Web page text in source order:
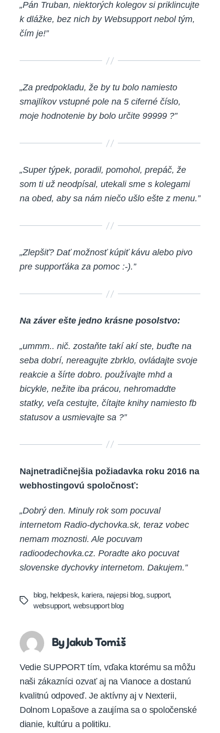
„Pán Truban, niektorých kolegov si priklincujte
k dlážke, bez nich by Websupport nebol tým,
čím je!”
„Za predpokladu, že by tu bolo namiesto
smajlíkov vstupné pole na 5 ciferné číslo,
moje hodnotenie by bolo určite 99999 ?”
„Super týpek, poradil, pomohol, prepáč, že
som ti už neodpísal, utekali sme s kolegami
na obed, aby sa nám niečo ušlo ešte z menu.”
„Zlepšiť? Dať možnosť kúpiť kávu alebo pivo
pre supporťáka za pomoc :-).”
Na záver ešte jedno krásne posolstvo:
„ummm.. nič. zostaňte takí akí ste, buďte na
seba dobrí, nereagujte zbrklo, ovládajte svoje
reakcie a šírte dobro. používajte mhd a
bicykle, nežite iba prácou, nehromaddte
statky, veľa cestujte, čítajte knihy namiesto fb
statusov a usmievajte sa ?”
Najnetradičnejšia požiadavka roku 2016 na
webhostingovú spoločnosť:
„Dobrý den. Minuly rok som pocuval
internetom Radio-dychovka.sk, teraz vobec
nemam moznosti. Ale pocuvam
radioodechovka.cz. Poradte ako pocuvat
slovenske dychovky internetom. Dakujem.”
Tags
blog, heldpesk, kariera, najepsi blog,support,
websupport, websupport blog
By Jakub Tomiš
Vedie SUPPORT tím, vďaka ktorému sa môžu
naši zákazníci ozvať aj na Vianoce a dostanú
kvalitnú odpoveď. Je aktívny aj v Nexterii,
Dolnom Lopašove a zaujíma sa o spoločenské
dianie, kultúru a politiku.